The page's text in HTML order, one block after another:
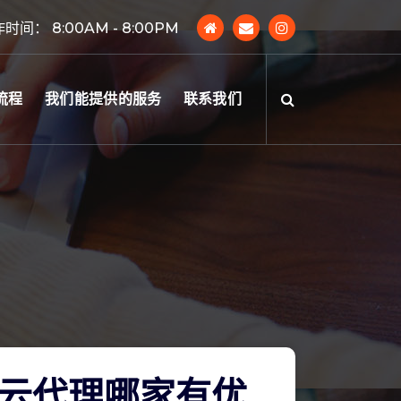
时间： 8:00AM - 8:00PM
程 我们能提供的服务 联系我们